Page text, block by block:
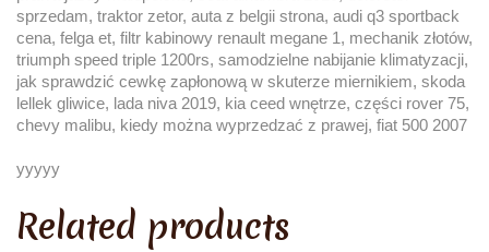
sprzedam, traktor zetor, auta z belgii strona, audi q3 sportback
cena, felga et, filtr kabinowy renault megane 1, mechanik złotów,
triumph speed triple 1200rs, samodzielne nabijanie klimatyzacji,
jak sprawdzić cewkę zapłonową w skuterze miernikiem, skoda
lellek gliwice, lada niva 2019, kia ceed wnętrze, części rover 75,
chevy malibu, kiedy można wyprzedzać z prawej, fiat 500 2007
yyyyy
Related products